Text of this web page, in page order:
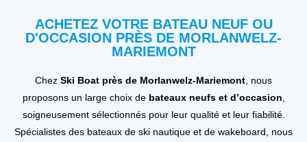
ACHETEZ VOTRE BATEAU NEUF OU
D'OCCASION PRÈS DE MORLANWELZ-
MARIEMONT
Chez Ski Boat près de Morlanwelz-Mariemont , nous
proposons un large choix de bateaux neufs et d’occasion
soigneusement sélectionnés pour leur qualité et leur fiabilité.
Spécialistes des bateaux de ski nautique et de wakeboard, nous